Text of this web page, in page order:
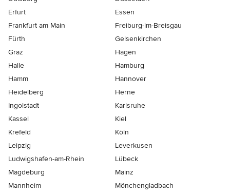
Erfurt
Essen
Frankfurt am Main
Freiburg-im-Breisgau
Fürth
Gelsenkirchen
Graz
Hagen
Halle
Hamburg
Hamm
Hannover
Heidelberg
Herne
Ingolstadt
Karlsruhe
Kassel
Kiel
Krefeld
Köln
Leipzig
Leverkusen
Ludwigshafen-am-Rhein
Lübeck
Magdeburg
Mainz
Mannheim
Mönchen­gladbach